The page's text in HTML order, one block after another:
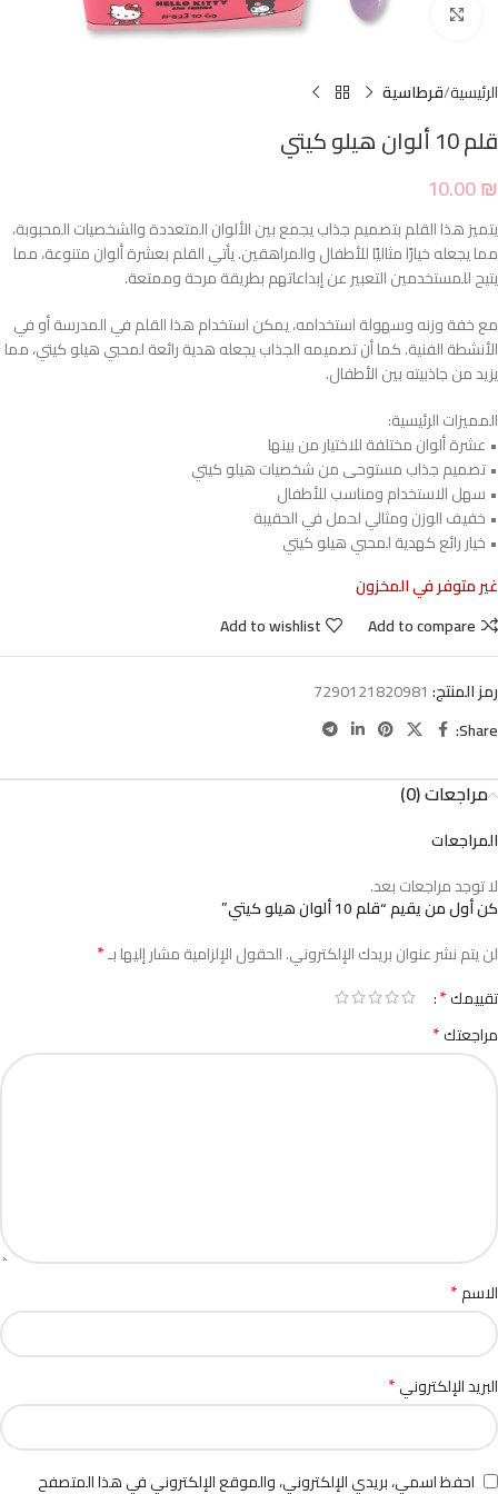
Click to enlarge
الرئيسية قرطاسية
قلم 10 ألوان هيلو كيتي
10.00₪
يتميز هذا القلم بتصميم جذاب يجمع بين الألوان المتعددة والشخصيات المحبوبة،
مما يجعله خيارًا مثاليًا للأطفال والمراهقين. يأتي القلم بعشرة ألوان متنوعة، مما
يتيح للمستخدمين التعبير عن إبداعاتهم بطريقة مرحة وممتعة.
مع خفة وزنه وسهولة استخدامه، يمكن استخدام هذا القلم في المدرسة أو في
الأنشطة الفنية. كما أن تصميمه الجذاب يجعله هدية رائعة لمحبي هيلو كيتي، مما
يزيد من جاذبيته بين الأطفال.
المميزات الرئيسية:
• عشرة ألوان مختلفة للاختيار من بينها
• تصميم جذاب مستوحى من شخصيات هيلو كيتي
• سهل الاستخدام ومناسب للأطفال
• خفيف الوزن ومثالي لحمل في الحقيبة
• خيار رائع كهدية لمحبي هيلو كيتي
غير متوفر في المخزون
Add to compare
Add to wishlist
رمز المنتج: 7290121820981
Share:
مراجعات (0)
المراجعات
لا توجد مراجعات بعد.
كن أول من يقيم “قلم 10 ألوان هيلو كيتي”
لن يتم نشر عنوان بريدك الإلكتروني.الحقول الإلزامية مشار إليها بـ*
تقييمك*
مراجعتك*
الاسم*
البريد الإلكتروني*
احفظ اسمي، بريدي الإلكتروني، والموقع الإلكتروني في هذا المتصفح